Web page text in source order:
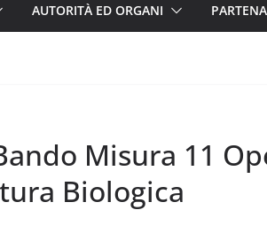
AUTORITÀ ED ORGANI
Misura 11
Biologica